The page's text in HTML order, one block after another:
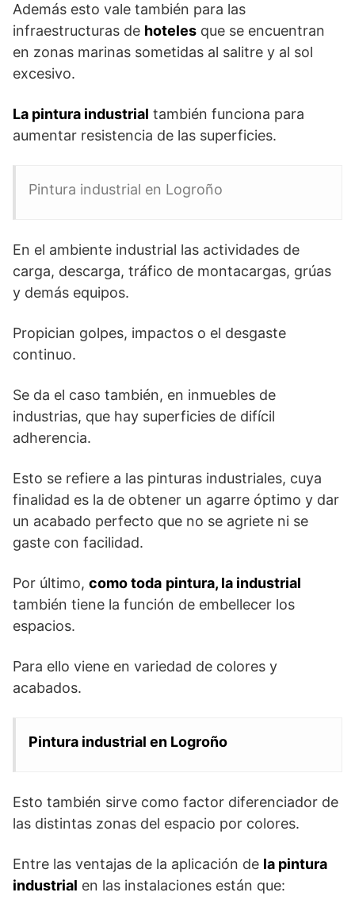
Además esto vale también para las
infraestructuras de hoteles que se encuentran
en zonas marinas sometidas al salitre y al sol
excesivo.
La pintura industrial también funciona para
aumentar resistencia de las superficies.
Pintura industrial en Logroño
En el ambiente industrial las actividades de
carga, descarga, tráfico de montacargas, grúas
y demás equipos.
Propician golpes, impactos o el desgaste
continuo.
Se da el caso también, en inmuebles de
industrias, que hay superficies de difícil
adherencia.
Esto se refiere a las pinturas industriales, cuya
finalidad es la de obtener un agarre óptimo y dar
un acabado perfecto que no se agriete ni se
gaste con facilidad.
Por último, como toda pintura, la industrial
también tiene la función de embellecer los
espacios.
Para ello viene en variedad de colores y
acabados.
Pintura industrial en Logroño
Esto también sirve como factor diferenciador de
las distintas zonas del espacio por colores.
Entre las ventajas de la aplicación de la pintura
industrial en las instalaciones están que: